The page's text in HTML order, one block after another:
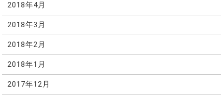
2018年4月
2018年3月
2018年2月
2018年1月
2017年12月